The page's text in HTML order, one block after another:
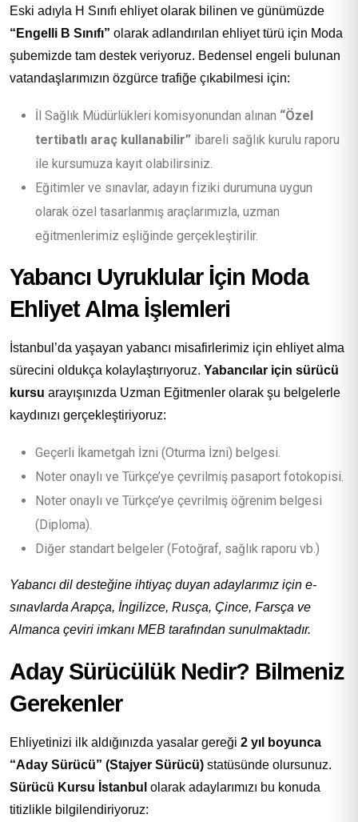
Eski adıyla H Sınıfı ehliyet olarak bilinen ve günümüzde
“Engelli B Sınıfı” olarak adlandırılan ehliyet türü için Moda
şubemizde tam destek veriyoruz. Bedensel engeli bulunan
vatandaşlarımızın özgürce trafiğe çıkabilmesi için:
İl Sağlık Müdürlükleri komisyonundan alınan “Özel
tertibatlı araç kullanabilir” ibareli sağlık kurulu raporu
ile kursumuza kayıt olabilirsiniz.
Eğitimler ve sınavlar, adayın fiziki durumuna uygun
olarak özel tasarlanmış araçlarımızla, uzman
eğitmenlerimiz eşliğinde gerçekleştirilir.
Yabancı Uyruklular İçin Moda
Ehliyet Alma İşlemleri
İstanbul’da yaşayan yabancı misafirlerimiz için ehliyet alma
sürecini oldukça kolaylaştırıyoruz. Yabancılar için sürücü
kursu arayışınızda Uzman Eğitmenler olarak şu belgelerle
kaydınızı gerçekleştiriyoruz:
Geçerli İkametgah İzni (Oturma İzni) belgesi.
Noter onaylı ve Türkçe’ye çevrilmiş pasaport fotokopisi.
Noter onaylı ve Türkçe’ye çevrilmiş öğrenim belgesi
(Diploma).
Diğer standart belgeler (Fotoğraf, sağlık raporu vb.)
Yabancı dil desteğine ihtiyaç duyan adaylarımız için e-
sınavlarda Arapça, İngilizce, Rusça, Çince, Farsça ve
Almanca çeviri imkanı MEB tarafından sunulmaktadır.
Aday Sürücülük Nedir? Bilmeniz
Gerekenler
Ehliyetinizi ilk aldığınızda yasalar gereği 2 yıl boyunca
“Aday Sürücü” (Stajyer Sürücü) statüsünde olursunuz.
Sürücü Kursu İstanbul olarak adaylarımızı bu konuda
titizlikle bilgilendiriyoruz: